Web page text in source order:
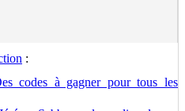
:
codes à gagner pour tous les